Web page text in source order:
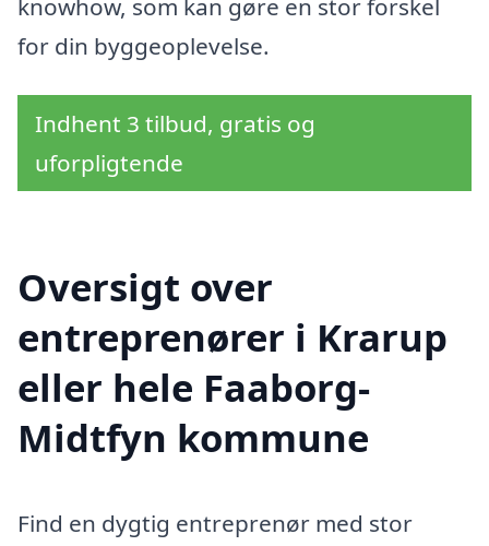
knowhow, som kan gøre en stor forskel
for din byggeoplevelse.
Indhent 3 tilbud, gratis og
uforpligtende
Oversigt over
entreprenører i Krarup
eller hele Faaborg-
Midtfyn kommune
Find en dygtig entreprenør med stor